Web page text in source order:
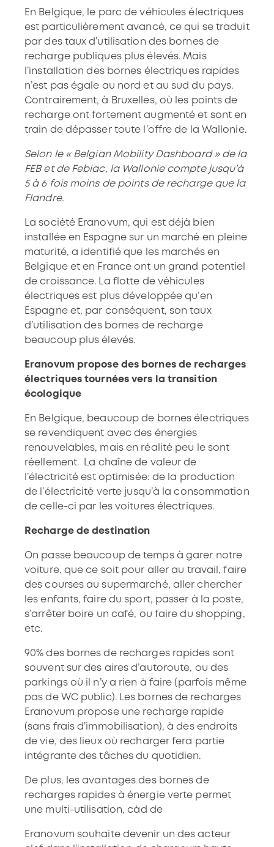
En Belgique, le parc de véhicules électriques
est particulièrement avancé, ce qui se traduit
par des taux d’utilisation des bornes de
recharge publiques plus élevés. Mais
l’installation des bornes électriques rapides
n’est pas égale au nord et au sud du pays.
Contrairement, à Bruxelles, où les points de
recharge ont fortement augmenté et sont en
train de dépasser toute l’offre de la Wallonie.
Selon le « Belgian Mobility Dashboard » de la
FEB et de Febiac, la Wallonie compte jusqu’à
5 à 6 fois moins de points de recharge que la
Flandre.
La société Eranovum, qui est déjà bien
installée en Espagne sur un marché en pleine
maturité, a identifié que les marchés en
Belgique et en France ont un grand potentiel
de croissance. La flotte de véhicules
électriques est plus développée qu’en
Espagne et, par conséquent, son taux
d’utilisation des bornes de recharge
beaucoup plus élevés.
Eranovum propose des bornes de recharges
électriques tournées vers la transition
écologique
En Belgique, beaucoup de bornes électriques
se revendiquent avec des énergies
renouvelables, mais en réalité peu le sont
réellement. La chaîne de valeur de
l’électricité est optimisée: de la production
de l’électricité verte jusqu’à la consommation
de celle-ci par les voitures électriques.
Recharge de destination
On passe beaucoup de temps à garer notre
voiture, que ce soit pour aller au travail, faire
des courses au supermarché, aller chercher
les enfants, faire du sport, passer à la poste,
s’arrêter boire un café, ou faire du shopping,
etc.
90% des bornes de recharges rapides sont
souvent sur des aires d’autoroute, ou des
parkings où il n’y a rien à faire (parfois même
pas de WC public). Les bornes de recharges
Eranovum propose une recharge rapide
(sans frais d’immobilisation), à des endroits
de vie, des lieux où recharger fera partie
intégrante des tâches du quotidien.
De plus, les avantages des bornes de
recharges rapides à énergie verte permet
une multi-utilisation, càd de
Eranovum souhaite devenir un des acteur